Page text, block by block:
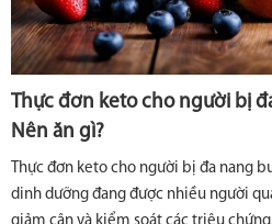
Thực đơn keto cho người bị
Nên ăn gì?
Thực đơn keto cho người bị đa nang
dinh dưỡng đang được nhiều người